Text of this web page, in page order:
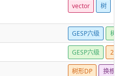
vector 树
GESP六级 树
GESP六级 25
树形DP 换根